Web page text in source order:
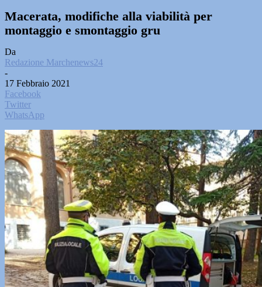
Macerata, modifiche alla viabilità per
montaggio e smontaggio gru
Da
Redazione Marchenews24
-
17 Febbraio 2021
Facebook
Twitter
WhatsApp